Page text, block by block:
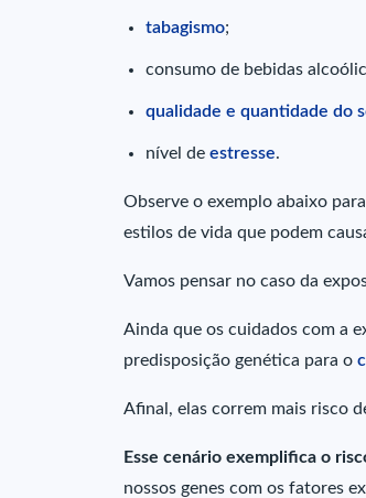
tabagismo;
consumo de bebidas
qualidade e quantidade do
nível de estresse.
Observe o exemplo abaixo
estilos de vida que podem
Vamos pensar no caso da
Ainda que os cuidados com a
predisposição genética para o
Afinal, elas correm mais risco
Esse cenário exemplifica o
nossos genes com os fatores